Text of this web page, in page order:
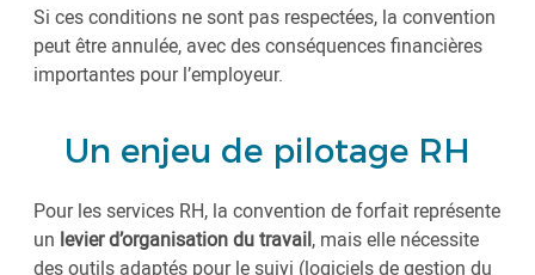
Si ces conditions ne sont pas respectées, la convention
peut être annulée, avec des conséquences financières
importantes pour l’employeur.
Un enjeu de pilotage RH
Pour les services RH, la convention de forfait représente
un levier d’organisation du travail, mais elle nécessite
des outils adaptés pour le suivi (logiciels de gestion du